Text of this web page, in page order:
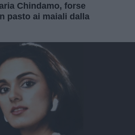
Chindamo, forse
pasto ai maiali dalla